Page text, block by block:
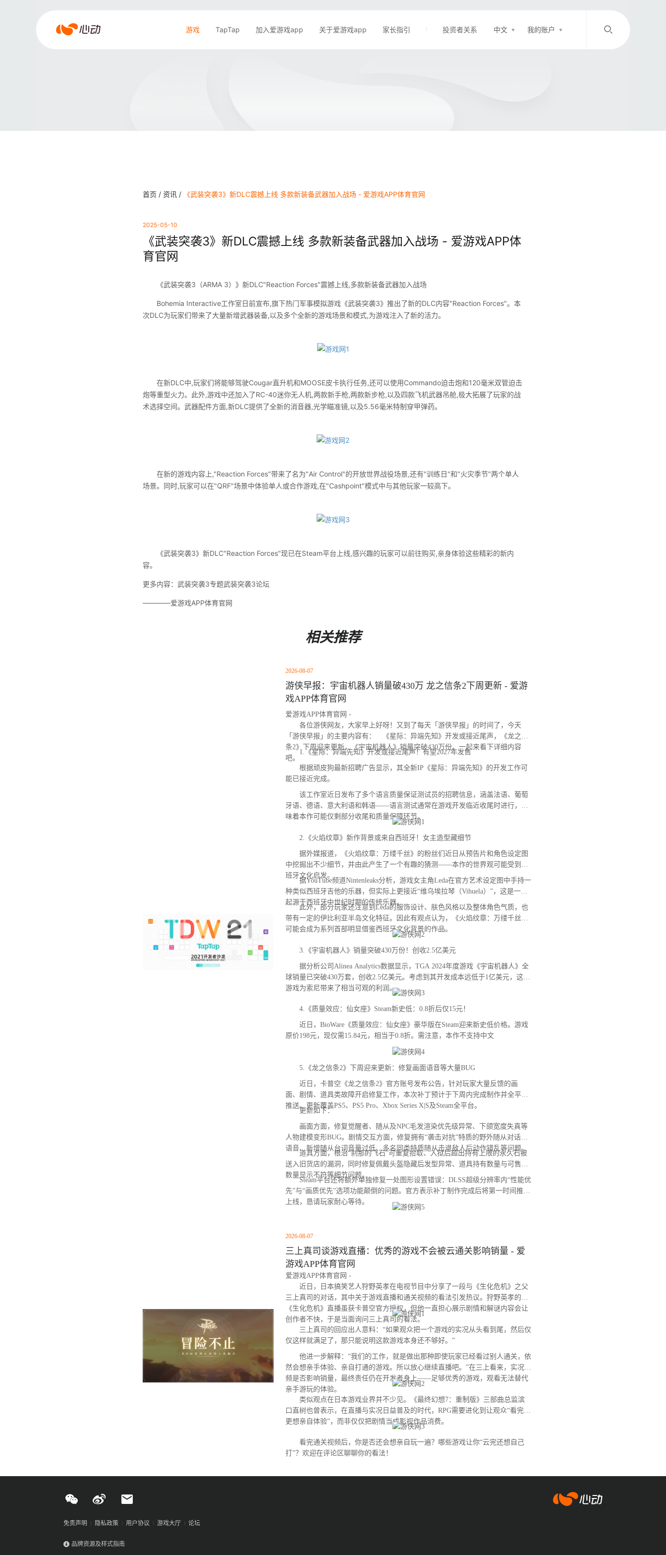
爱
游戏 TapTap 加入爱游戏app 关于爱游戏app 家长指引 投资者关系 中文 我的账户
/
首页 / 资讯 / 《武装突袭3》新DLC震撼上线 多款新装备武器加入战场 - 爱游戏APP体育官网
2025-05-10
《武装突袭3》新DLC震撼上线 多款新装备武器加入战场 - 爱游戏APP体
育官网
《武装突袭3（ARMA 3）》新DLC"Reaction Forces"震撼上线,多款新装备武器加入战场
Bohemia Interactive工作室日前宣布,旗下热门军事模拟游戏《武装突袭3》推出了新的DLC内容"Reaction Forces"。本
次DLC为玩家们带来了大量新增武器装备,以及多个全新的游戏场景和模式,为游戏注入了新的活力。
在新DLC中,玩家们将能够驾驶Cougar直升机和MOOSE皮卡执行任务,还可以使用Commando迫击炮和120毫米双管迫击
炮等重型火力。此外,游戏中还加入了RC-40迷你无人机,两款新手枪,两款新步枪,以及四款飞机武器吊舱,极大拓展了玩家的战
术选择空间。武器配件方面,新DLC提供了全新的消音器,光学瞄准镜,以及5.56毫米特制穿甲弹药。
在新的游戏内容上,"Reaction Forces"带来了名为"Air Control"的开放世界战役场景,还有"训练日"和"火灾季节"两个单人
场景。同时,玩家可以在"QRF"场景中体验单人或合作游戏,在"Cashpoint"模式中与其他玩家一较高下。
《武装突袭3》新DLC"Reaction Forces"现已在Steam平台上线,感兴趣的玩家可以前往购买,亲身体验这些精彩的新内
容。
更多内容：武装突袭3专题武装突袭3论坛
————爱游戏APP体育官网
相关推荐
2026-08-07
游侠早报：宇宙机器人销量破430万 龙之信条2下周更新 - 爱游
戏APP体育官网
爱游戏APP体育官网 -
各位游侠网友，大家早上好呀！又到了每天「游侠早报」的时间了，今天
「游侠早报」的主要内容有： 《星际：异端先知》开发或接近尾声，《龙之信
条2》下周迎来更新，《宇宙机器人》销量突破430万份，一起来看下详细内容
吧。
1.《星际：异端先知》开发或接近尾声！有望2027年发售
根据顽皮狗最新招聘广告显示，其全新IP《星际：异端先知》的开发工作可
能已接近完成。
该工作室近日发布了多个语言质量保证测试员的招聘信息，涵盖法语、葡萄
牙语、德语、意大利语和韩语——语言测试通常在游戏开发临近收尾时进行，意
味着本作可能仅剩部分收尾和质量保障环节。
2.《火焰纹章》新作背景或来自西班牙！女主造型藏细节
据外媒报道，《火焰纹章：万缕千丝》的粉丝们近日从预告片和角色设定图
中挖掘出不少细节，并由此产生了一个有趣的猜测——本作的世界观可能受到西
班牙文化启发。
据YouTube频道Nintenleaks分析，游戏女主角Leda在官方艺术设定图中手持一
种类似西班牙吉他的乐器，但实际上更接近“维乌埃拉琴（Vihuela）”，这是一种
起源于西班牙中世纪时期的传统乐器。
此外，部分玩家还注意到Leda的服饰设计、肤色风格以及整体角色气质，也
带有一定的伊比利亚半岛文化特征。因此有观点认为，《火焰纹章：万缕千丝》
可能会成为系列首部明显借鉴西班牙文化背景的作品。
3.《宇宙机器人》销量突破430万份！创收2.5亿美元
据分析公司Alinea Analytics数据显示，TGA 2024年度游戏《宇宙机器人》全
球销量已突破430万套，创收2.5亿美元。考虑到其开发成本远低于1亿美元，这款
游戏为索尼带来了相当可观的利润。
4.《质量效应：仙女座》Steam新史低：0.8折后仅15元！
近日，BioWare《质量效应：仙女座》豪华版在Steam迎来新史低价格。游戏
原价198元，现仅需15.84元，相当于0.8折。需注意，本作不支持中文
5.《龙之信条2》下周迎来更新：修复画面语音等大量BUG
近日，卡普空《龙之信条2》官方账号发布公告，针对玩家大量反馈的画
面、剧情、道具类故障开启修复工作，本次补丁预计于下周内完成制作并全平台
推送。更新覆盖PS5、PS5 Pro、Xbox Series X|S及Steam全平台。
更新如下：
画面方面，修复觉醒者、随从及NPC毛发渲染优先级异常、下颌宽度失真等
人物建模变形BUG。剧情交互方面，修复拥有“袭击对抗”特质的野外随从对话无
语音、新增随从台词音量过低、多名同类特质随从击退敌人后动作错乱等问题。
道具方面，根治“刹那的飞石”可重复拾取、入狱后超出持有上限的永久石被
送入旧货店的漏洞，同时修复佩戴头盔隐藏后发型异常、道具持有数量与可售卖
数量显示不符等细节问题。
Steam平台还将额外单独修复一处图形设置错误：DLSS超级分辨率内“性能优
先”与“画质优先”选项功能颠倒的问题。官方表示补丁制作完成后将第一时间推送
上线，恳请玩家耐心等待。
2026-08-07
三上真司谈游戏直播：优秀的游戏不会被云通关影响销量 - 爱
游戏APP体育官网
爱游戏APP体育官网 -
近日，日本搞笑艺人狩野英孝在电视节目中分享了一段与《生化危机》之父
三上真司的对话，其中关于游戏直播和通关视频的看法引发热议。狩野英孝的
《生化危机》直播虽获卡普空官方授权，但他一直担心展示剧情和解谜内容会让
创作者不快，于是当面询问三上真司的看法。
三上真司的回应出人意料：“如果观众把一个游戏的实况从头看到尾，然后仅
仅这样就满足了，那只能说明这款游戏本身还不够好。”
他进一步解释：“我们的工作，就是做出那种即使玩家已经看过别人通关，依
然会想亲手体验、亲自打通的游戏。所以放心继续直播吧。”在三上看来，实况视
频是否影响销量，最终责任仍在开发者身上——足够优秀的游戏，观看无法替代
亲手游玩的体验。
类似观点在日本游戏业界并不少见。《最终幻想7：重制版》三部曲总监滨
口直树也曾表示，在直播与实况日益普及的时代，RPG需要进化到让观众“看完后
更想亲自体验”，而非仅仅把剧情当成影视作品消费。
看完通关视频后，你是否还会想亲自玩一遍？哪些游戏让你“云完还想自己
打”？欢迎在评论区聊聊你的看法！
免责声明 隐私政策 用户协议 游戏大厅 论坛
品牌资源及样式指南
爱游戏app体育